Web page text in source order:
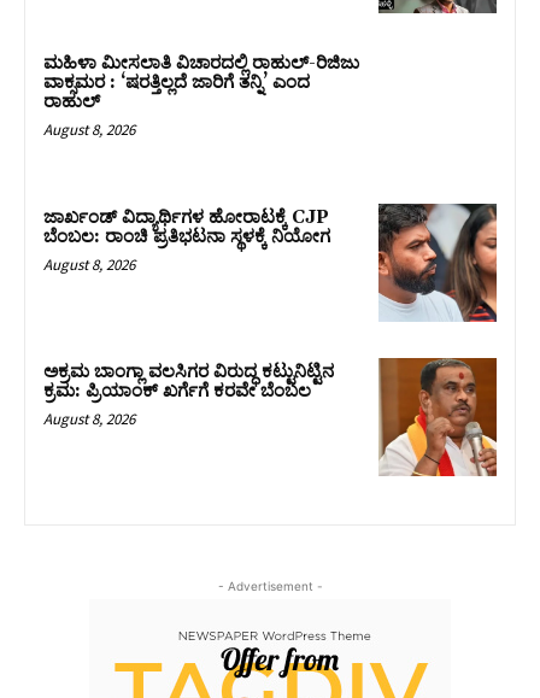
ಮಹಿಳಾ ಮೀಸಲಾತಿ ವಿಚಾರದಲ್ಲಿ ರಾಹುಲ್‌-ರಿಜಿಜು
ವಾಕ್ಸಮರ : ‘ಷರತ್ತಿಲ್ಲದೆ ಜಾರಿಗೆ ತನ್ನಿ’ ಎಂದ
ರಾಹುಲ್‌
August 8, 2026
ಜಾರ್ಖಂಡ್‌ ವಿದ್ಯಾರ್ಥಿಗಳ ಹೋರಾಟಕ್ಕೆ CJP
ಬೆಂಬಲ: ರಾಂಚಿ ಪ್ರತಿಭಟನಾ ಸ್ಥಳಕ್ಕೆ ನಿಯೋಗ
August 8, 2026
ಅಕ್ರಮ ಬಾಂಗ್ಲಾ ವಲಸಿಗರ ವಿರುದ್ಧ ಕಟ್ಟುನಿಟ್ಟಿನ
ಕ್ರಮ: ಪ್ರಿಯಾಂಕ್ ಖರ್ಗೆಗೆ ಕರವೇ ಬೆಂಬಲ
August 8, 2026
- Advertisement -